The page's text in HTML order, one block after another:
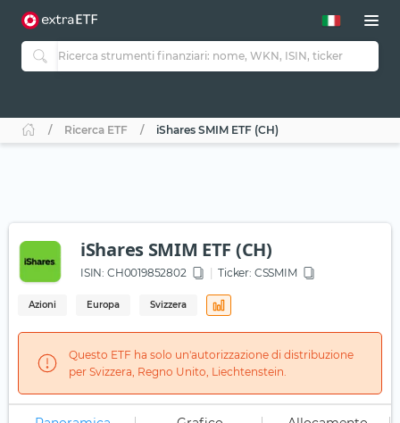
Ricerca ETF iShares SMIM ETF (CH)
iShares SMIM ETF (CH)
ISIN: CH0019852802 Ticker: CSSMIM
Azioni Europa Svizzera
Questo ETF ha solo un'autorizzazione di distribuzione
per Svizzera, Regno Unito, Liechtenstein.